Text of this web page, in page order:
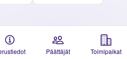
Päättäjät Toimipaikat